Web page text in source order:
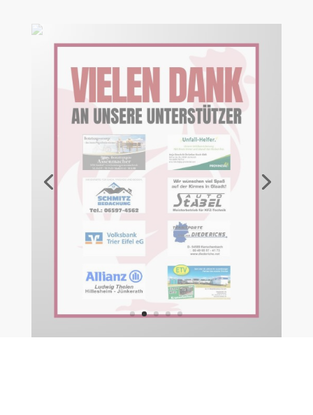
mindcopter